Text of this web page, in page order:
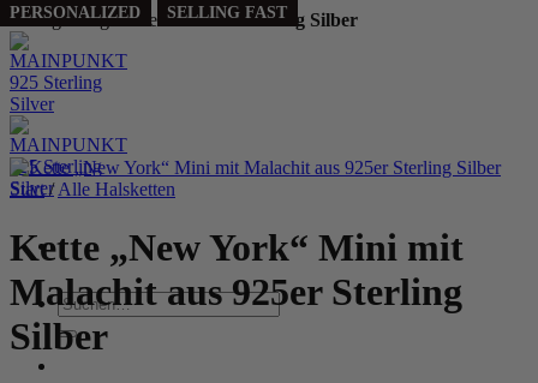
Handgefertigt aus echtem925 Sterling Silber
Zum
Inhalt
springen
Suchen
nach:
Start / Alle Halsketten
Kette „New York“ Mini mit
Malachit aus 925er Sterling
Silber
SELLING FAST
PERSONALIZED SELLING FAST